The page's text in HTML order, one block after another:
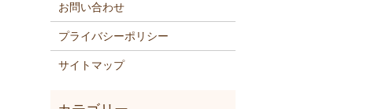
お問い合わせ
プライバシーポリシー
サイトマップ